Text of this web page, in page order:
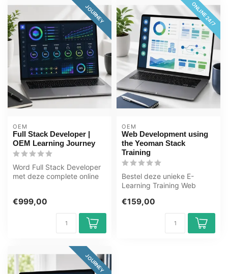
JOURNEY
OEM
Full Stack Developer |
OEM Learning Journey
Word Full Stack Developer
met deze complete online
€999,00
ONLINE 24/7
OEM
Web Development using
the Yeoman Stack
Training
Bestel deze unieke E-
Learning Training Web
Yeoman Stack on...
€159,00
JOURNEY